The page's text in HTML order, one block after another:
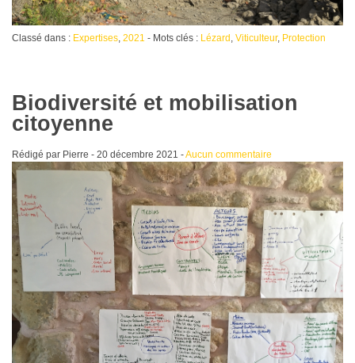
Classé dans : Expertises, 2021 - Mots clés : Lézard, Viticulteur, Protection
Biodiversité et mobilisation
citoyenne
Rédigé par Pierre - 20 décembre 2021 -Aucun commentaire